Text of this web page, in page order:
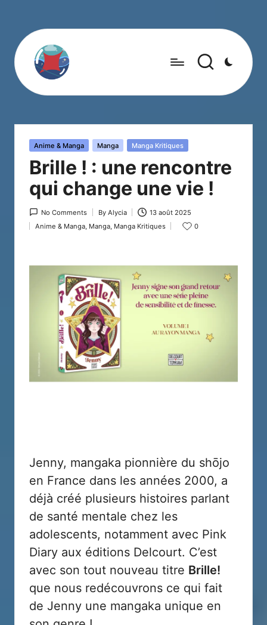
Posted
Anime & Manga Manga Manga Kritiques
Brille ! : une rencontre
qui change une vie !
No Comments
Posted
by
By Alycia 13 août 2025
Posted
Anime & Manga, Manga, Manga Kritiques 0
Jenny, mangaka pionnière du shōjo
en France dans les années 2000, a
déjà créé plusieurs histoires parlant
de santé mentale chez les
adolescents, notamment avec Pink
Diary aux éditions Delcourt. C’est
avec son tout nouveau titre Brille!
que nous redécouvrons ce qui fait
de Jenny une mangaka unique en